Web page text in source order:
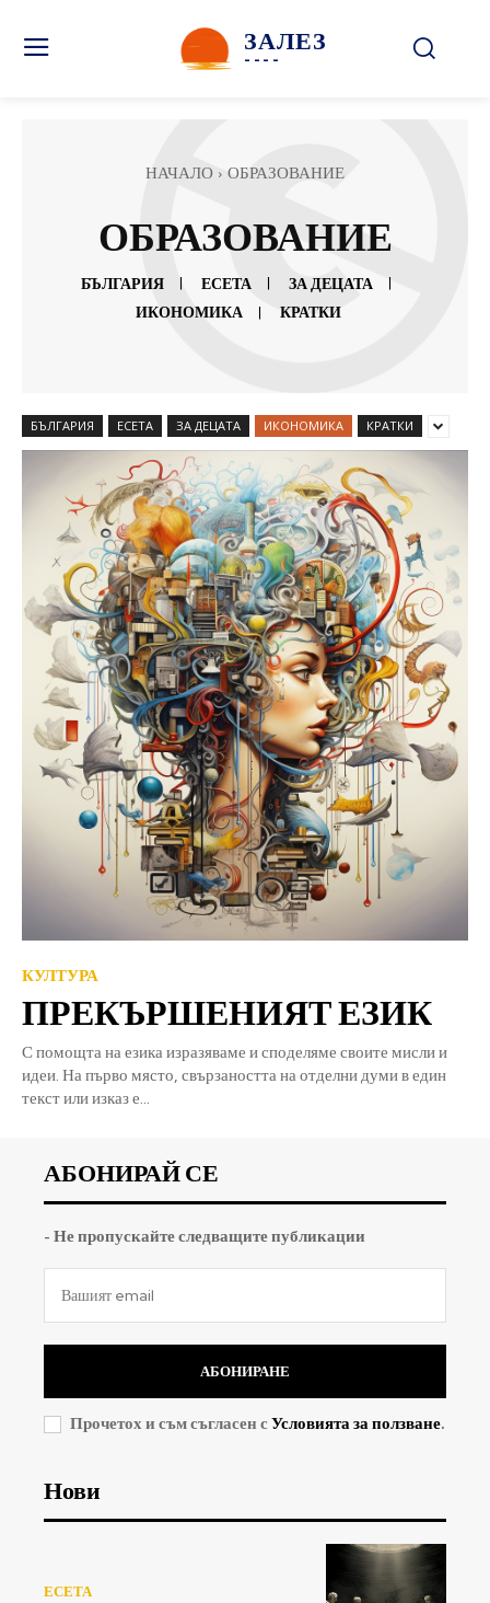
ЗАЛЕЗ
----
НАЧАЛО ОБРАЗОВАНИЕ
ОБРАЗОВАНИЕ
БЪЛГАРИЯ ЕСЕТА
ЗА ДЕЦАТА
ИКОНОМИКА
КРАТКИ
БЪЛГАРИЯ ЕСЕТА ЗА ДЕЦАТА ИКОНОМИКА КРАТКИ
КУЛТУРА
ПРЕКЪРШЕНИЯТ ЕЗИК
С помощта на езика изразяваме и споделяме своите мисли и
идеи. На първо място, свързаността на отделни думи в един
текст или изказ е...
АБОНИРАЙ СЕ
- Не пропускайте следващите публикации
АБОНИРАНЕ
Прочетох и съм съгласен с Условията за ползване.
Нови
ЕСЕТА